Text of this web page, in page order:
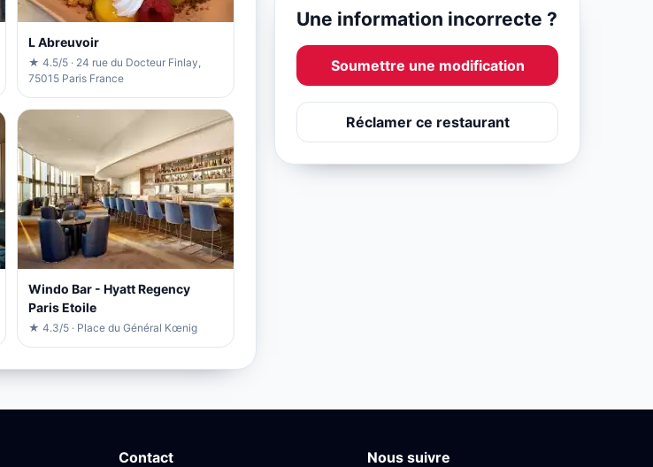
L Abreuvoir
★ 4.5/5 · 24 rue du Docteur Finlay,
75015 Paris France
Windo Bar - Hyatt Regency
Paris Etoile
★ 4.3/5 · Place du Général Kœnig
Une information incorrecte ?
Soumettre une modification
Réclamer ce restaurant
Contact Nous suivre